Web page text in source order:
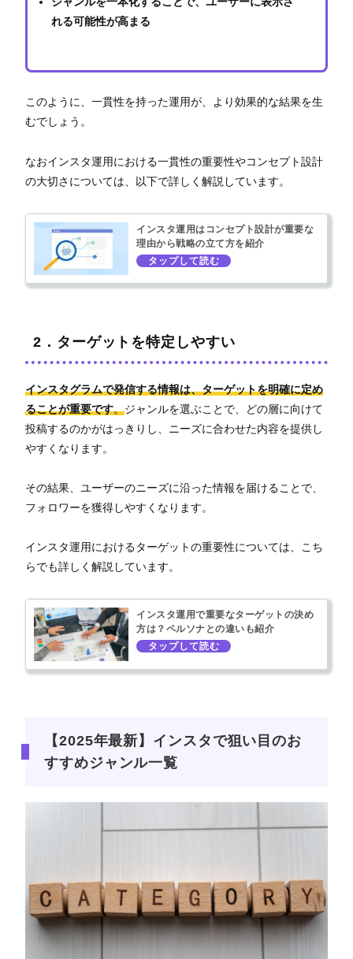
れる可能性が高まる
このように、一貫性を持った運用が、より効果的な結果を生
むでしょう。
なおインスタ運用における一貫性の重要性やコンセプト設計
の大切さについては、以下で詳しく解説しています。
インスタ運用はコンセプト設計が重要な
理由から戦略の立て方を紹介
2．ターゲットを特定しやすい
インスタグラムで発信する情報は、ターゲットを明確に定め
ることが重要です。ジャンルを選ぶことで、どの層に向けて
投稿するのかがはっきりし、ニーズに合わせた内容を提供し
やすくなります。
その結果、ユーザーのニーズに沿った情報を届けることで、
フォロワーを獲得しやすくなります。
インスタ運用におけるターゲットの重要性については、こち
らでも詳しく解説しています。
インスタ運用で重要なターゲットの決め
方は？ペルソナとの違いも紹介
【2025年最新】インスタで狙い目のお
すすめジャンル一覧